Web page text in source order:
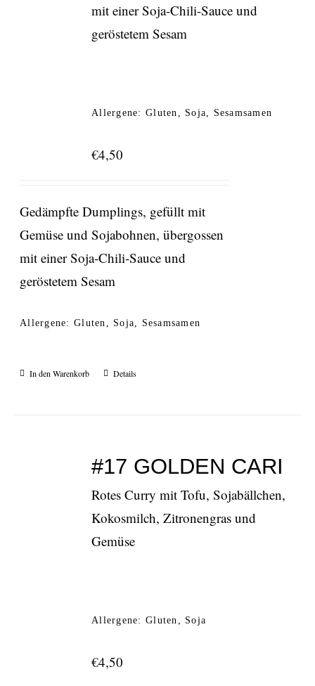
mit einer Soja-Chili-Sauce und
geröstetem Sesam
Allergene: Gluten, Soja, Sesamsamen
€4,50
Gedämpfte Dumplings, gefüllt mit
Gemüse und Sojabohnen, übergossen
mit einer Soja-Chili-Sauce und
geröstetem Sesam
Allergene: Gluten, Soja, Sesamsamen
In den Warenkorb Details
#17 GOLDEN CARI
Rotes Curry mit Tofu, Sojabällchen,
Kokosmilch, Zitronengras und
Gemüse
Allergene: Gluten, Soja
€4,50